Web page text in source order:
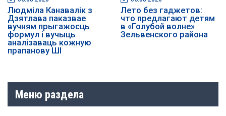
Людміла Канавалік з
Дзятлава паказвае
вучням прыгажосць
формул і вучыць
аналізаваць кожную
прапанову ШІ
Лето без гаджетов:
что предлагают детям
в «Голубой волне»
Зельвенского района
Меню раздела